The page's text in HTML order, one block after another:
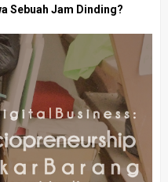
Sebuah Jam Dinding?